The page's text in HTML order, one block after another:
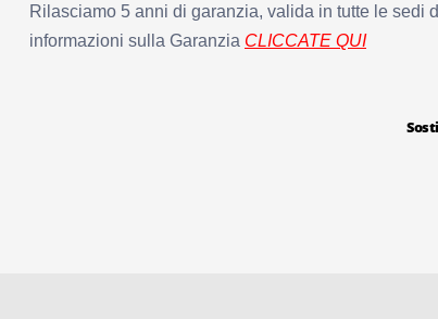
Rilasciamo 5 anni di garanzia, valida in tutte le sedi
informazioni sulla Garanzia CLICCATE QUI